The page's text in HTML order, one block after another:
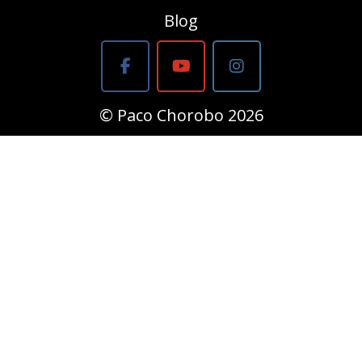
Blog
© Paco Chorobo 2026